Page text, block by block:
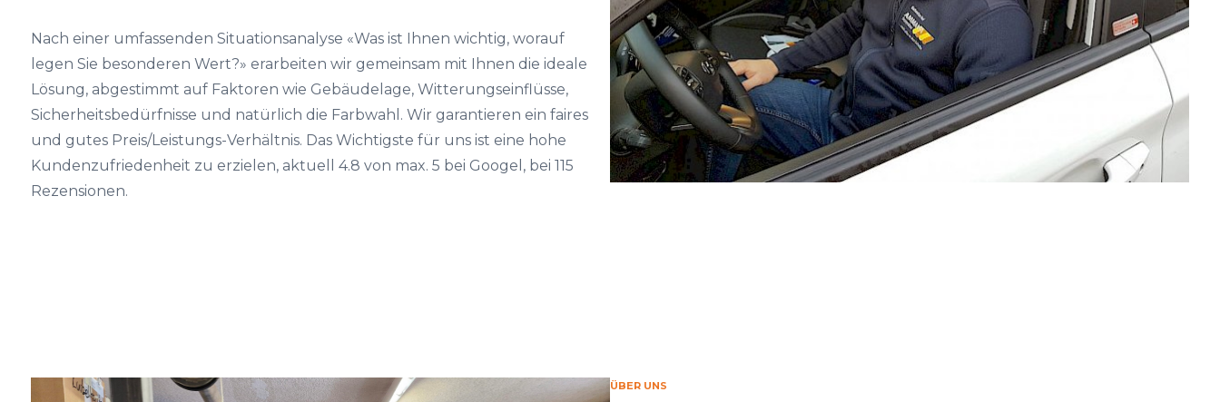
Nach einer umfassenden Situationsanalyse «Was ist Ihnen wichtig, worauf
legen Sie besonderen Wert?» erarbeiten wir gemeinsam mit Ihnen die ideale
Lösung, abgestimmt auf Faktoren wie Gebäudelage, Witterungseinflüsse,
Sicherheitsbedürfnisse und natürlich die Farbwahl. Wir garantieren ein faires
und gutes Preis/Leistungs-Verhältnis. Das Wichtigste für uns ist eine hohe
Kundenzufriedenheit zu erzielen, aktuell 4.8 von max. 5 bei Googel, bei 115
Rezensionen.
ÜBER UNS